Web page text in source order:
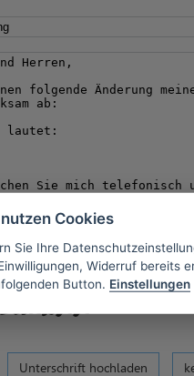
Unterschrift hochladen
Cookies
Sie Ihre
Widerruf bereits
Button. Einstellungen